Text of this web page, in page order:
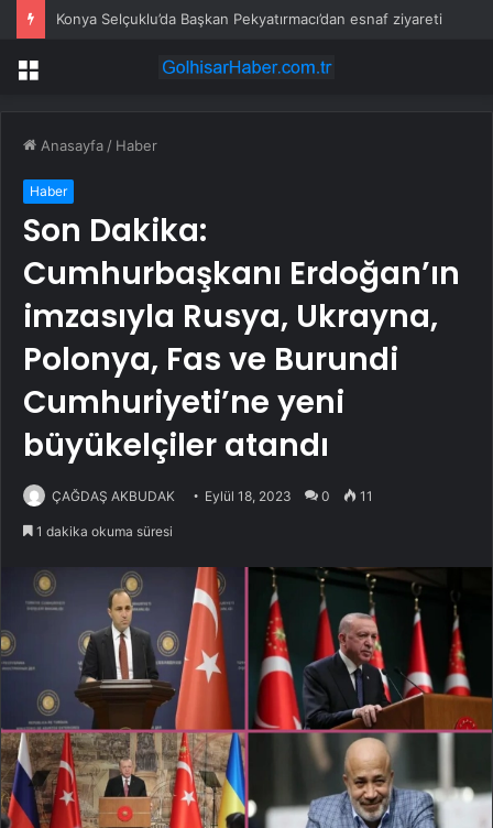
Konya Selçuklu’da Başkan Pekyatırmacı’dan esnaf ziyareti
Menü
Anasayfa / Haber
Haber
Son Dakika:
Cumhurbaşkanı Erdoğan’ın
imzasıyla Rusya, Ukrayna,
Polonya, Fas ve Burundi
Cumhuriyeti’ne yeni
büyükelçiler atandı
ÇAĞDAŞ AKBUDAK Eylül 18, 2023 0 11
1 dakika okuma süresi